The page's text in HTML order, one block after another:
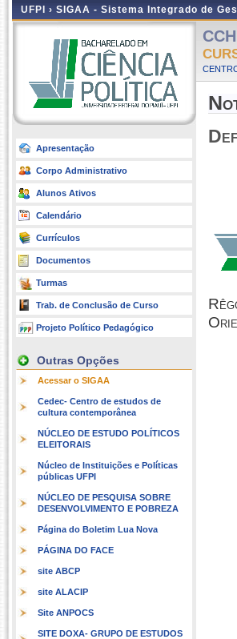
UFPI › SIGAA - Sistema Integrado de
Apresentação
Corpo Administrativo
Alunos Ativos
Calendário
Currículos
Documentos
Turmas
Trab. de Conclusão de Curso
Projeto Político Pedagógico
Outras Opções
Acessar o SIGAA
Cedec- Centro de estudos de
cultura contemporânea
NÚCLEO DE ESTUDO POLÍTICOS
ELEITORAIS
Núcleo de Instituições e Políticas
públicas UFPI
NÚCLEO DE PESQUISA SOBRE
DESENVOLVIMENTO E POBREZA
Página do Boletim Lua Nova
PÁGINA DO FACE
site ABCP
site ALACIP
Site ANPOCS
SITE DOXA- GRUPO DE ESTUDOS